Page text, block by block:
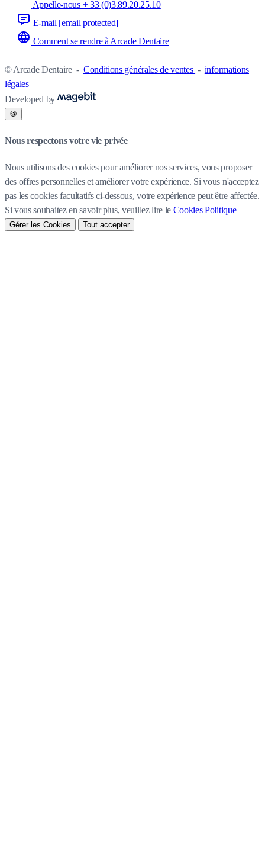
Appelle-nous + 33 (0)3.89.20.25.10
E-mail [email protected]
Comment se rendre à Arcade Dentaire
© Arcade Dentaire - Conditions générales de ventes - informations
légales
Developed by
🍪
Nous respectons votre vie privée
Nous utilisons des cookies pour améliorer nos services, vous proposer
des offres personnelles et améliorer votre expérience. Si vous n'acceptez
pas les cookies facultatifs ci-dessous, votre expérience peut être affectée.
Si vous souhaitez en savoir plus, veuillez lire le Cookies Politique
Gérer les Cookies Tout accepter